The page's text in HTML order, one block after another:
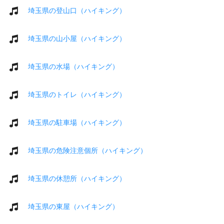
埼玉県の登山口（ハイキング）
埼玉県の山小屋（ハイキング）
埼玉県の水場（ハイキング）
埼玉県のトイレ（ハイキング）
埼玉県の駐車場（ハイキング）
埼玉県の危険注意個所（ハイキング）
埼玉県の休憩所（ハイキング）
埼玉県の東屋（ハイキング）